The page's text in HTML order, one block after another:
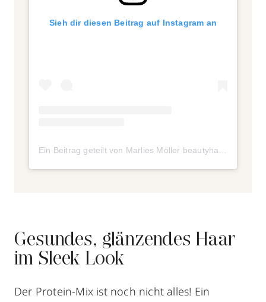
Sieh dir diesen Beitrag auf Instagram an
Gesundes, glänzendes Haar
im Sleek Look
Der Protein-Mix ist noch nicht alles! Ein